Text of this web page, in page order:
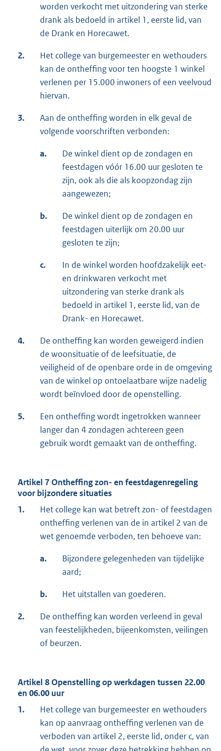
worden verkocht met uitzondering van sterke
drank als bedoeld in artikel 1, eerste lid, van
de Drank en Horecawet.
2.
Het college van burgemeester en wethouders
kan de ontheffing voor ten hoogste 1 winkel
verlenen per 15.000 inwoners of een veelvoud
hiervan.
3.
Aan de ontheffing worden in elk geval de
volgende voorschriften verbonden:
a.
De winkel dient op de zondagen en
feestdagen vóór 16.00 uur gesloten te
zijn, ook als die als koopzondag zijn
aangewezen;
b.
De winkel dient op de zondagen en
feestdagen uiterlijk om 20.00 uur
gesloten te zijn;
c.
In de winkel worden hoofdzakelijk eet-
en drinkwaren verkocht met
uitzondering van sterke drank als
bedoeld in artikel 1, eerste lid, van de
Drank- en Horecawet.
4.
De ontheffing kan worden geweigerd indien
de woonsituatie of de leefsituatie, de
veiligheid of de openbare orde in de omgeving
van de winkel op ontoelaatbare wijze nadelig
wordt beïnvloed door de openstelling.
5.
Een ontheffing wordt ingetrokken wanneer
langer dan 4 zondagen achtereen geen
gebruik wordt gemaakt van de ontheffing.
Artikel 7 Ontheffing zon- en feestdagenregeling
voor bijzondere situaties
1.
Het college kan wat betreft zon- of feestdagen
ontheffing verlenen van de in artikel 2 van de
wet genoemde verboden, ten behoeve van:
a.
Bijzondere gelegenheden van tijdelijke
aard;
b. Het uitstallen van goederen.
2.
De ontheffing kan worden verleend in geval
van feestelijkheden, bijeenkomsten, veilingen
of beurzen.
Artikel 8 Openstelling op werkdagen tussen 22.00
en 06.00 uur
1.
Het college van burgemeester en wethouders
kan op aanvraag ontheffing verlenen van de
verboden van artikel 2, eerste lid, onder c, van